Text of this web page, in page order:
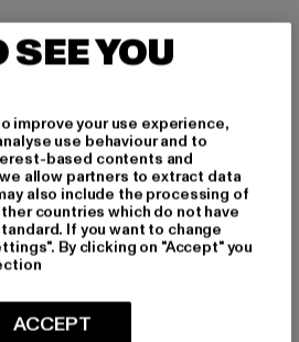
Deutschland GmbH |
| DE
SEE YOU
improve your use experience,
use behaviour and to
based contents and
allow partners to extract data
also include the processing of
countries which do not have
If you want to change
By clicking on "Accept" you
ACCEPT